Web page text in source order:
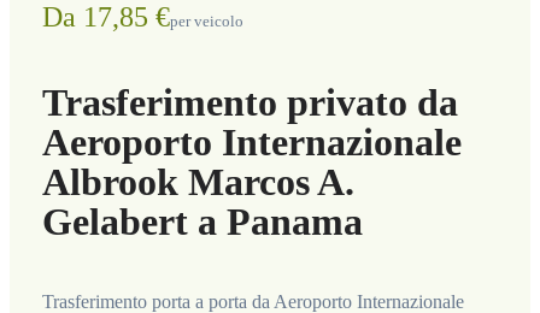
Da 17,85 €per veicolo
Trasferimento privato da
Aeroporto Internazionale
Albrook Marcos A.
Gelabert a Panama
Trasferimento porta a porta da Aeroporto Internazionale